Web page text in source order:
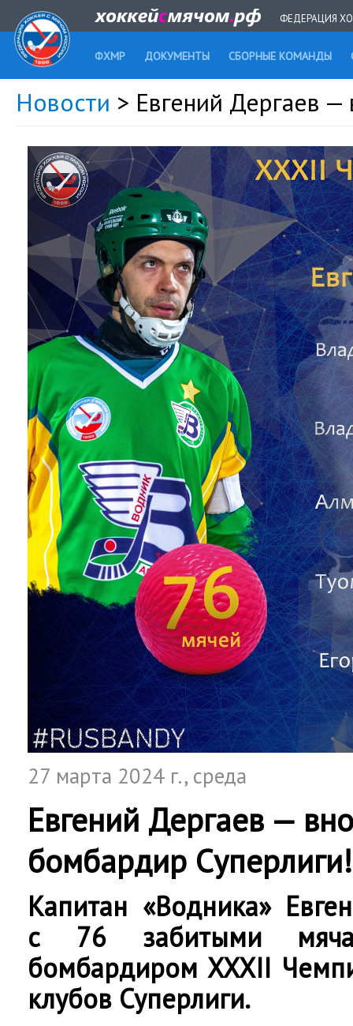
ФЕДЕРАЦИЯ
ФХМР ДОКУМЕНТЫ СБОРНЫЕ КОМАНДЫ
Новости > Евгений Дергаев
27 марта 2024 г., среда
Евгений Дергаев —
бомбардир Суперлиги!
Капитан «Водника»
с 76 забитыми
бомбардиром XXXII
клубов Суперлиги.